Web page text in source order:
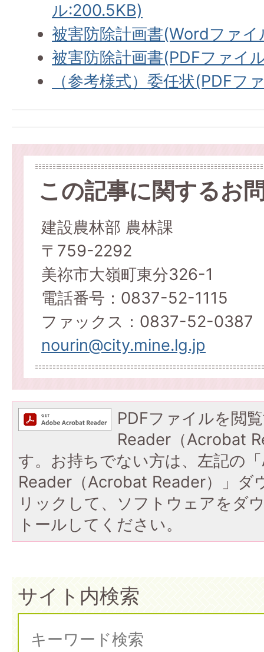
ル:200.5KB)
被害防除計画書(Wordファ
被害防除計画書(PDFファイ
（参考様式）委任状(PDFフ
この記事に関するお
建設農林部 農林課
〒759-2292
美祢市大嶺町東分326-1
電話番号：0837-52-1115
ファックス：0837-52-0387
nourin@city.mine.lg.jp
PDFファイルを閲
Reader（Acrobat
す。お持ちでない方は、左記の
Reader（Acrobat Reader）」ダ
リックして、ソフトウェアをダ
トールしてください。
サイト内検索